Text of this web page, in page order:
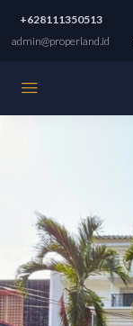
+628111350513
admin@properland.id